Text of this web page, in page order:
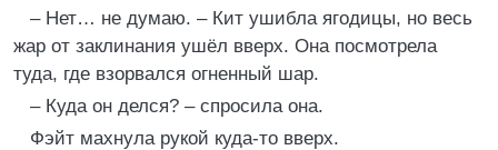
– Нет… не думаю. – Кит ушибла ягодицы, но весь
жар от заклинания ушёл вверх. Она посмотрела
туда, где взорвался огненный шар.
– Куда он делся? – спросила она.
Фэйт махнула рукой куда-то вверх.